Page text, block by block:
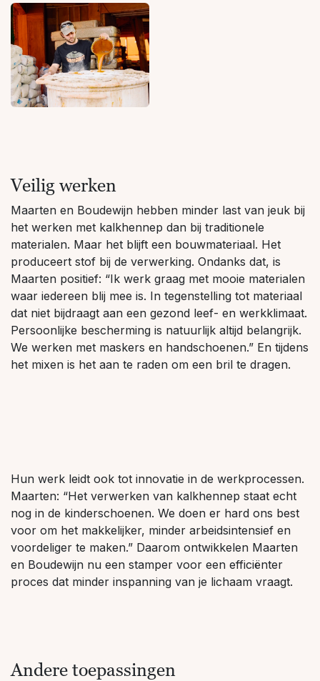
Veilig werken
Maarten en Boudewijn hebben minder last van jeuk bij
het werken met kalkhennep dan bij traditionele
materialen. Maar het blijft een bouwmateriaal. Het
produceert stof bij de verwerking. Ondanks dat, is
Maarten positief: “Ik werk graag met mooie materialen
waar iedereen blij mee is. In tegenstelling tot materiaal
dat niet bijdraagt aan een gezond leef- en werkklimaat.
Persoonlijke bescherming is natuurlijk altijd belangrijk.
We werken met maskers en handschoenen.” En tijdens
het mixen is het aan te raden om een bril te dragen.
Hun werk leidt ook tot innovatie in de werkprocessen.
Maarten: “Het verwerken van kalkhennep staat echt
nog in de kinderschoenen. We doen er hard ons best
voor om het makkelijker, minder arbeidsintensief en
voordeliger te maken.” Daarom ontwikkelen Maarten
en Boudewijn nu een stamper voor een efficiënter
proces dat minder inspanning van je lichaam vraagt.
Andere toepassingen